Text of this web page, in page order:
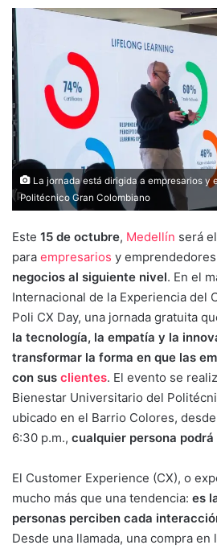
La jornada está dirigida a empresarios y
Politécnico Gran Colombiano
Este 15 de octubre, Medellín será
para empresarios y
negocios al siguiente nivel. En el
Internacional de la Experiencia del
Poli CX Day, una jornada gratuita
la tecnología, la empatía y la
transformar la forma en que las
con sus clientes. El evento se
Bienestar Universitario del
ubicado en el Barrio Colores,
6:30 p.m., cualquier persona
El Customer Experience (CX), o
mucho más que una tendencia: es
personas perciben cada
Desde una llamada, una compra